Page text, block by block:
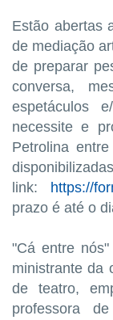
Estão abertas
de mediação
de preparar
conversa,
espetáculos
necessite e
Petrolina
link: https://
prazo é até o
"Cá entre
ministrante da
de teatro,
professora